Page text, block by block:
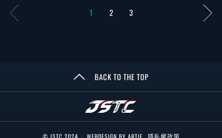
1 2 3
BACK TO THE TOP
© JSTC 2024 | WEBDESIGN BY ARTIE 隱私權政策